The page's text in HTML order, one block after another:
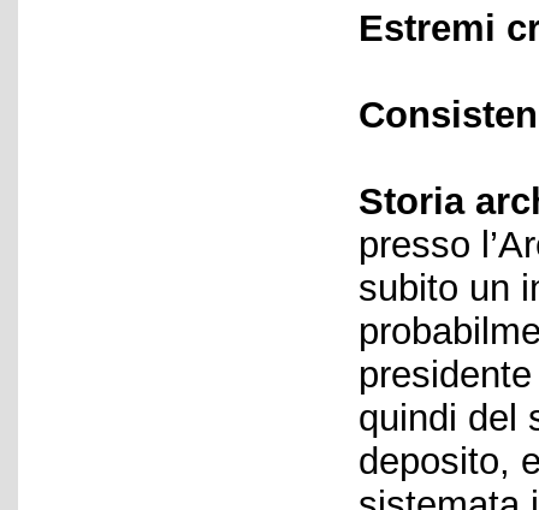
Estremi
Storia
presso
subito un
quindi del
deposito,